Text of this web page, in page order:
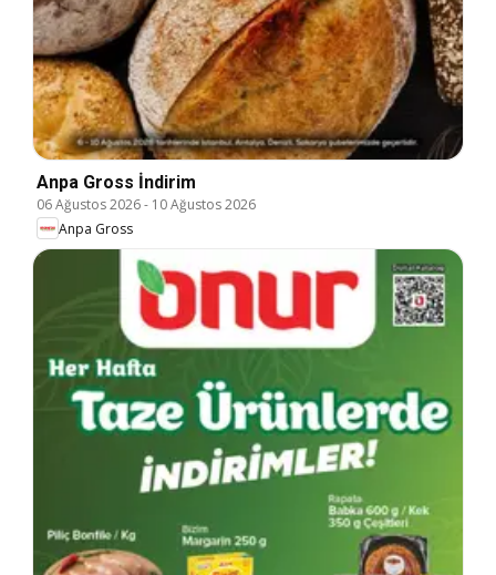
Anpa Gross İndirim
06 Ağustos 2026- 10 Ağustos 2026
Anpa Gross